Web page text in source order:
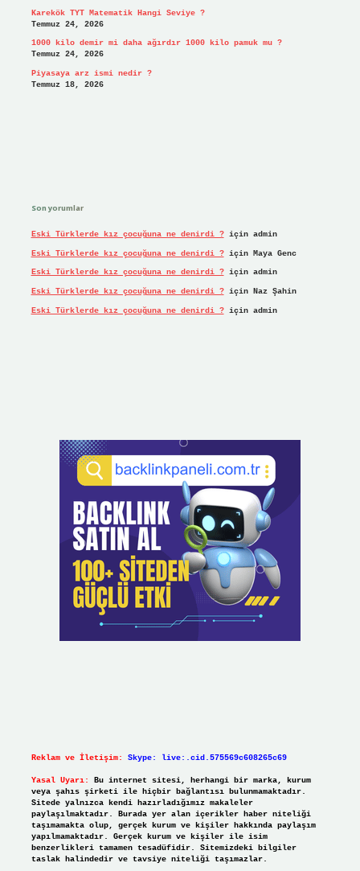
Karekök TYT Matematik Hangi Seviye ?
Temmuz 24, 2026
1000 kilo demir mi daha ağırdır 1000 kilo pamuk mu ?
Temmuz 24, 2026
Piyasaya arz ismi nedir ?
Temmuz 18, 2026
Son yorumlar
Eski Türklerde kız çocuğuna ne denirdi ?için admin
Eski Türklerde kız çocuğuna ne denirdi ?için Maya Genc
Eski Türklerde kız çocuğuna ne denirdi ?için admin
Eski Türklerde kız çocuğuna ne denirdi ?için Naz Şahin
Eski Türklerde kız çocuğuna ne denirdi ?için admin
Reklam ve İletişim: Skype: live:.cid.575569c608265c69
Yasal Uyarı:
Bu internet sitesi, herhangi bir marka, kurum
veya şahıs şirketi ile hiçbir bağlantısı bulunmamaktadır.
Sitede yalnızca kendi hazırladığımız makaleler
paylaşılmaktadır. Burada yer alan içerikler haber niteliği
taşımamakta olup, gerçek kurum ve kişiler hakkında paylaşım
yapılmamaktadır. Gerçek kurum ve kişiler ile isim
benzerlikleri tamamen tesadüfidir. Sitemizdeki bilgiler
taslak halindedir ve tavsiye niteliği taşımazlar.